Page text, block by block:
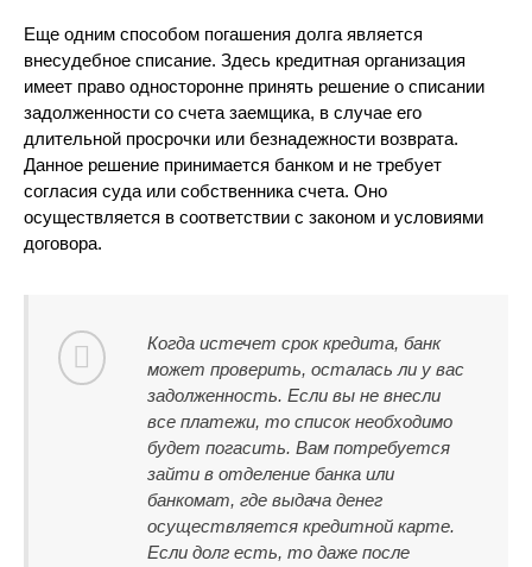
Еще одним способом погашения долга является
внесудебное списание. Здесь кредитная организация
имеет право односторонне принять решение о списании
задолженности со счета заемщика, в случае его
длительной просрочки или безнадежности возврата.
Данное решение принимается банком и не требует
согласия суда или собственника счета. Оно
осуществляется в соответствии с законом и условиями
договора.
Когда истечет срок кредита, банк
может проверить, осталась ли у вас
задолженность. Если вы не внесли
все платежи, то список необходимо
будет погасить. Вам потребуется
зайти в отделение банка или
банкомат, где выдача денег
осуществляется кредитной карте.
Если долг есть, то даже после